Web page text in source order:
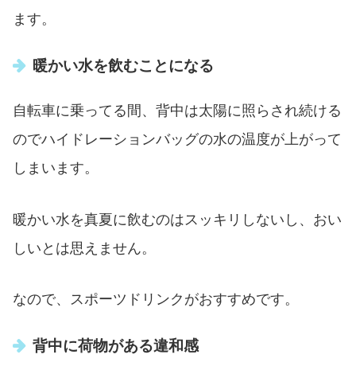
ます。
暖かい水を飲むことになる
自転車に乗ってる間、背中は太陽に照らされ続ける
のでハイドレーションバッグの水の温度が上がって
しまいます。
暖かい水を真夏に飲むのはスッキリしないし、おい
しいとは思えません。
なので、スポーツドリンクがおすすめです。
背中に荷物がある違和感